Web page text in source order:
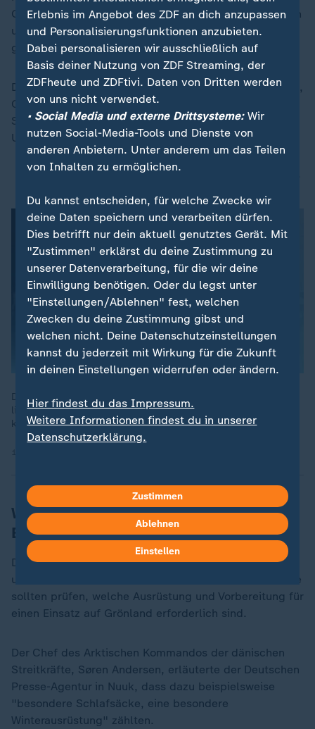
Großbritannien, die Niederlande, Norwegen, Schweden
und Finnland Erkundungsteams nach Grönland
geschickt.
Der französische Botschafter für den Nord- und Südpol,
Olivier Poivre d’Arvor, hatte am Donnerstag dem
Sender France Info dazu erklärt, das Ziel sei es, "den
USA zu zeigen, dass die Nato in Grönland präsent ist".
USA unbeeindruckt von Europas Grönland-Mission
Donald Trump verschärft den Streit um Grönland. ZDFheute
live analysiert, welche Folgen der Streit für Europa haben
könnte.
Welche Prüfaufträge hatten die
Bundeswehrsoldaten?
Das deutsche Team hat aus Logistikern und Experten
unterschiedlicher militärischer Bereiche bestanden. Sie
sollten prüfen, welche Ausrüstung und Vorbereitung für
einen Einsatz auf Grönland erforderlich sind.
Der Chef des Arktischen Kommandos der dänischen
Streitkräfte, Søren Andersen, erläuterte der Deutschen
Presse-Agentur in Nuuk, dass dazu beispielsweise
"besondere Schlafsäcke, eine besondere
Winterausrüstung" zählten.
Erlebnis im Angebot des ZDF an dich anzupassen
und Personalisierungsfunktionen anzubieten.
Dabei personalisieren wir ausschließlich auf
Basis deiner Nutzung von ZDF Streaming, der
ZDFheute und ZDFtivi. Daten von Dritten werden
von uns nicht verwendet.
• Social Media und externe Drittsysteme:Wir
nutzen Social-Media-Tools und Dienste von
anderen Anbietern. Unter anderem um das Teilen
von Inhalten zu ermöglichen.
Du kannst entscheiden, für welche Zwecke wir
deine Daten speichern und verarbeiten dürfen.
Dies betrifft nur dein aktuell genutztes Gerät. Mit
"Zustimmen" erklärst du deine Zustimmung zu
unserer Datenverarbeitung, für die wir deine
Einwilligung benötigen. Oder du legst unter
"Einstellungen/Ablehnen" fest, welchen
Zwecken du deine Zustimmung gibst und
welchen nicht. Deine Datenschutzeinstellungen
kannst du jederzeit mit Wirkung für die Zukunft
in deinen Einstellungen widerrufen oder ändern.
Hier findest du das Impressum.
Weitere Informationen findest du in unserer
Datenschutzerklärung.
Zustimmen
Ablehnen
Einstellen